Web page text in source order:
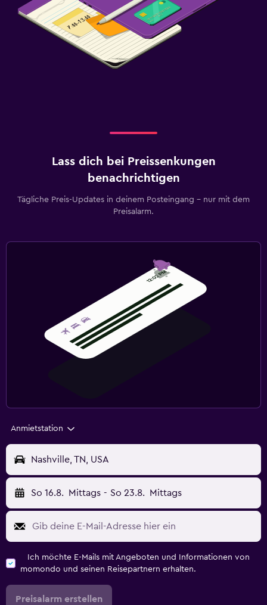
Lass dich bei Preissenkungen
benachrichtigen
Tägliche Preis-Updates in deinem Posteingang – nur mit dem
Preisalarm.
Anmietstation
Nashville, TN, USA
So 16.8. Mittags - So 23.8. Mittags
Ich möchte E-Mails mit Angeboten und Informationen von
momondo und seinen Reisepartnern erhalten.
Preisalarm erstellen